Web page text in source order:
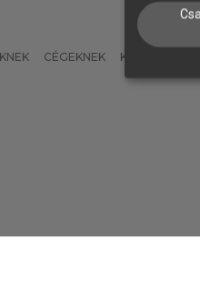
CÉGEKNEK